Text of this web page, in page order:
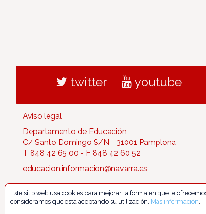
twitter youtube
Aviso legal
Departamento de Educación
C/ Santo Domingo S/N - 31001 Pamplona
T 848 42 65 00 - F 848 42 60 52
educacion.informacion@navarra.es
Este sitio web usa cookies para mejorar la forma en que le
consideramos que está aceptando su utilización. Más información.